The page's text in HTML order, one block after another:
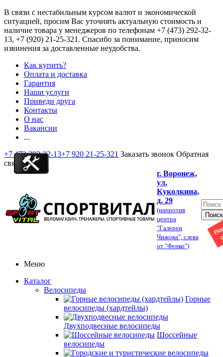
В связи с нестабильным курсом валют и экономической
ситуацией, просим Вас уточнять актуальную стоимость и
наличие товара у менеджеров по телефонам +7 (473) 292-32-
13, +7 (920) 21-25-321 . Спасибо за понимание, приносим
извинения за доставленные неудобства.
Как купить?
Оплата и доставка
Гарантия
Наши услуги
Приведи друга
Контакты
О нас
Вакансии
...
+7 473 292-32-13+7 920 21-25-321 Заказать звонок Обратная
связь
г. Воронеж,
ул.
Куколкина,
д. 29
(напротив
центра
"Галереи
Чижова", слева
от "Фенко")
Меню
Каталог
Велосипеды
Горные
велосипеды (хардтейлы)
Двухподвесные велосипеды
Шоссейные
велосипеды